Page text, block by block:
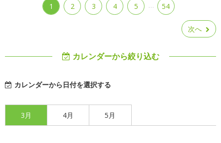
1 2 3 4 5 … 54
次へ
カレンダーから絞り込む
カレンダーから日付を選択する
3月 4月 5月